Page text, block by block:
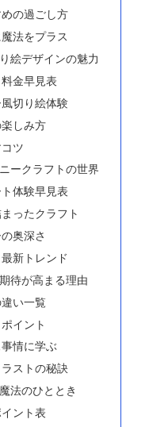
の過ごし方
法をプラス
絵デザインの魅力
金早見表
切り絵体験
しみ方
ツ
ークラフトの世界
体験早見表
ったクラフト
奥深さ
新トレンド
待が高まる理由
い一覧
イント
情に学ぶ
ストの秘訣
法のひととき
ント表